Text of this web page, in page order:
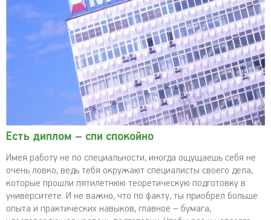
Есть диплом – спи спокойно
Имея работу не по специальности, иногда ощущаешь себя не
очень ловко, ведь тебя окружают специалисты своего дела,
которые прошли пятилетнюю теоретическую подготовку в
университете. И не важно, что по факту, ты приобрел больше
опыта и практических навыков, главное – бумага,